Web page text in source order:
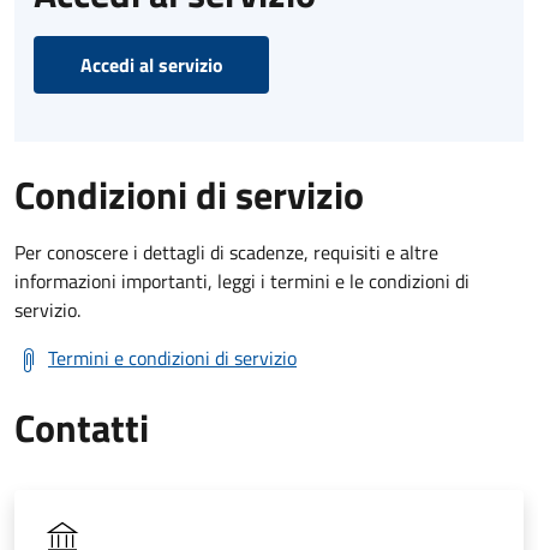
Accedi al servizio
Condizioni di servizio
Per conoscere i dettagli di scadenze, requisiti e altre
informazioni importanti, leggi i termini e le condizioni di
servizio.
Termini e condizioni di servizio
Contatti